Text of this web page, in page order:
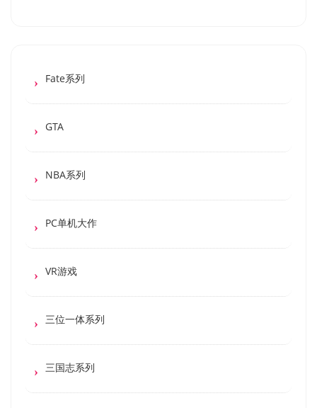
Fate系列
GTA
NBA系列
PC单机大作
VR游戏
三位一体系列
三国志系列